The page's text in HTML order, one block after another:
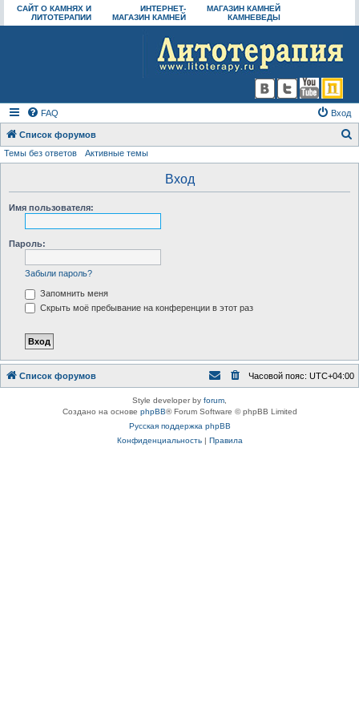
САЙТ О КАМНЯХ И
ЛИТОТЕРАПИИ
ИНТЕРНЕТ-
МАГАЗИН КАМНЕЙ
МАГАЗИН КАМНЕЙ
КАМНЕВЕДЫ
FAQ Вход
Список форумов
Темы без ответов Активные темы
Вход
Имя пользователя:
Пароль:
Забыли пароль?
Запомнить меня
Скрыть моё пребывание на конференции в этот раз
Список форумов Часовой пояс: UTC+04:00
Style developer by forum,
Создано на основе phpBB® Forum Software © phpBB Limited
Русская поддержка phpBB
Конфиденциальность| Правила